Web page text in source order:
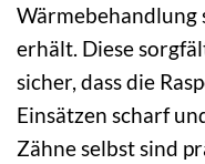
Wärmebehandlung
erhält. Diese
sicher, dass die
Einsätzen scharf
Zähne selbst sind